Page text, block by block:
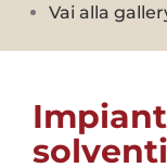
Vai alla